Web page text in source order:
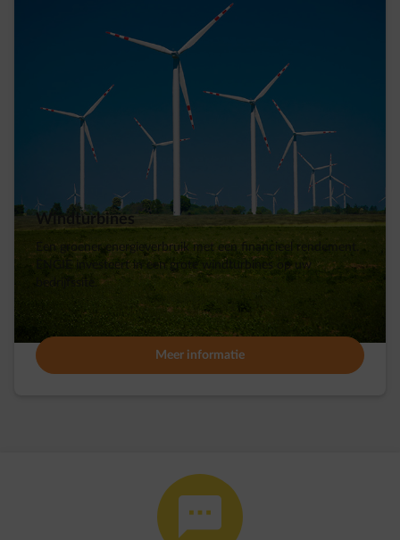
Windturbines
Een groener energieverbruik met een financieel rendement.
ENGIE investeert in een grote windturbines op uw
bedrijfssite.
Meer informatie
impulse-honest